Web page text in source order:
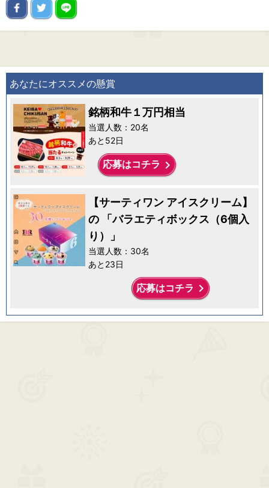
あなたにオススメの懸賞
銘柄和牛１万円相当
当選人数：20名
あと52日
応募はコチラ keyboard_arrow_right
【サーティワン アイスクリーム】
の 「バラエティボックス（6個入
り）」
当選人数：30名
あと23日
応募はコチラ keyboard_arrow_right